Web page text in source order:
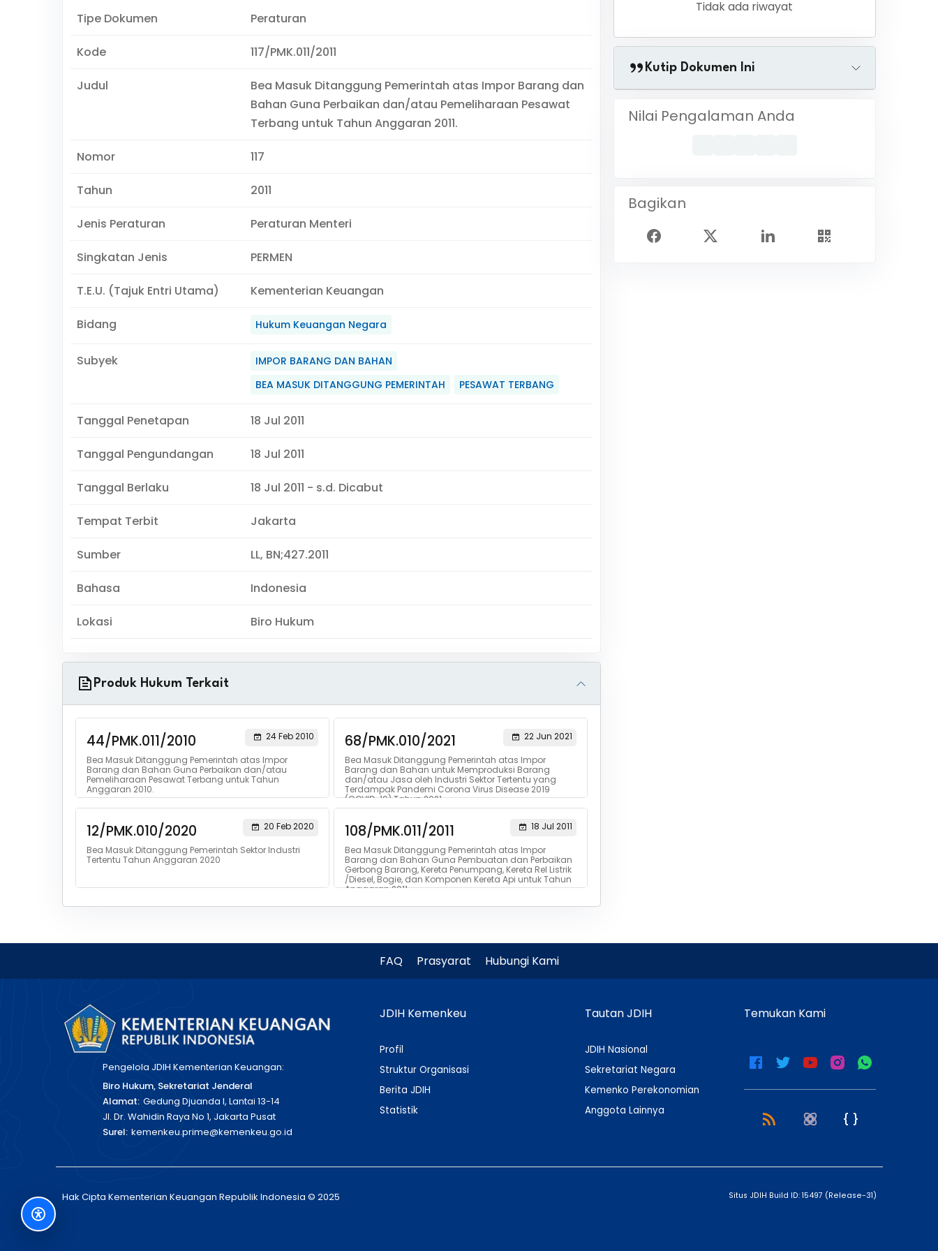
Tipe Dokumen Peraturan
Kode 117/PMK.011/2011
Judul
Bea Masuk Ditanggung Pemerintah atas Impor Barang dan
Bahan Guna Perbaikan dan/atau Pemeliharaan Pesawat
Terbang untuk Tahun Anggaran 2011.
Nomor 117
Tahun 2011
Jenis Peraturan Peraturan Menteri
Singkatan Jenis PERMEN
T.E.U. (Tajuk Entri Utama) Kementerian Keuangan
Bidang Hukum Keuangan Negara
Subyek
IMPOR BARANG DAN BAHAN
BEA MASUK DITANGGUNG PEMERINTAH
PESAWAT TERBANG
Tanggal Penetapan 18 Jul 2011
Tanggal Pengundangan 18 Jul 2011
Tanggal Berlaku 18 Jul 2011 - s.d. Dicabut
Tempat Terbit Jakarta
Sumber LL, BN;427.2011
Bahasa Indonesia
Lokasi Biro Hukum
Produk Hukum Terkait
44/PMK.011/2010
24 Feb 2010
Bea Masuk Ditanggung Pemerintah atas Impor
Barang dan Bahan Guna Perbaikan dan/atau
Pemeliharaan Pesawat Terbang untuk Tahun
Anggaran 2010.
68/PMK.010/2021
22 Jun 2021
Bea Masuk Ditanggung Pemerintah atas Impor
Barang dan Bahan untuk Memproduksi Barang
dan/atau Jasa oleh Industri Sektor Tertentu yang
Terdampak Pandemi Corona Virus Disease 2019
(COVID-19) Tahun 2021
12/PMK.010/2020
20 Feb 2020
Bea Masuk Ditanggung Pemerintah Sektor Industri
Tertentu Tahun Anggaran 2020
108/PMK.011/2011
18 Jul 2011
Bea Masuk Ditanggung Pemerintah atas Impor
Barang dan Bahan Guna Pembuatan dan Perbaikan
Gerbong Barang, Kereta Penumpang, Kereta Rel Listrik
/Diesel, Bogie, dan Komponen Kereta Api untuk Tahun
Anggaran 2011.
Tidak ada riwayat
Kutip Dokumen Ini
Nilai Pengalaman Anda
Bagikan
FAQ Prasyarat Hubungi Kami
Pengelola JDIH Kementerian Keuangan:
Biro Hukum, Sekretariat Jenderal
Alamat: Gedung Djuanda I, Lantai 13-14
Jl. Dr. Wahidin Raya No 1, Jakarta Pusat
Surel: kemenkeu.prime@kemenkeu.go.id
JDIH Kemenkeu
Profil
Struktur Organisasi
Berita JDIH
Statistik
Tautan JDIH
JDIH Nasional
Sekretariat Negara
Kemenko Perekonomian
Anggota Lainnya
Temukan Kami
Hak Cipta Kementerian Keuangan Republik Indonesia © 2025 Situs JDIH Build ID: 15497 (Release-31)